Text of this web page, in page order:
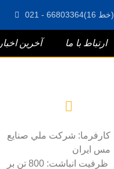
021 - 66803364(16 خط)
ارتباط با ما آخرین اخبار
كارفرما: شركت ملي صنايع
مس ايران
ظرفيت انباشت: 800 تن بر